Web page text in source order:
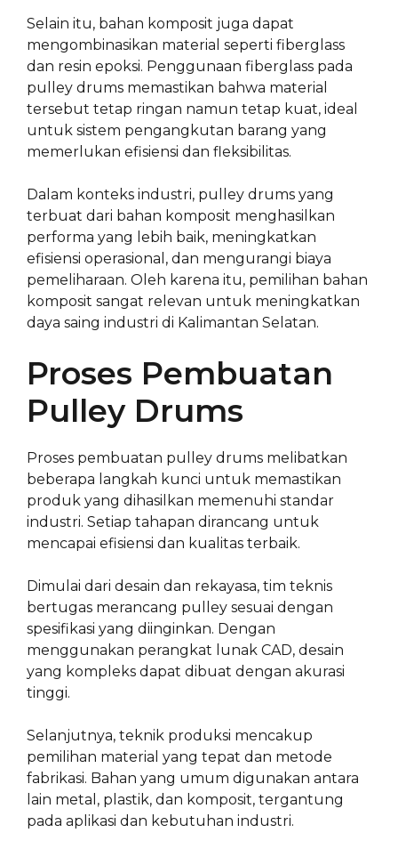
Selain itu, bahan komposit juga dapat
mengombinasikan material seperti fiberglass
dan resin epoksi. Penggunaan fiberglass pada
pulley drums memastikan bahwa material
tersebut tetap ringan namun tetap kuat, ideal
untuk sistem pengangkutan barang yang
memerlukan efisiensi dan fleksibilitas.
Dalam konteks industri, pulley drums yang
terbuat dari bahan komposit menghasilkan
performa yang lebih baik, meningkatkan
efisiensi operasional, dan mengurangi biaya
pemeliharaan. Oleh karena itu, pemilihan bahan
komposit sangat relevan untuk meningkatkan
daya saing industri di Kalimantan Selatan.
Proses Pembuatan
Pulley Drums
Proses pembuatan pulley drums melibatkan
beberapa langkah kunci untuk memastikan
produk yang dihasilkan memenuhi standar
industri. Setiap tahapan dirancang untuk
mencapai efisiensi dan kualitas terbaik.
Dimulai dari desain dan rekayasa, tim teknis
bertugas merancang pulley sesuai dengan
spesifikasi yang diinginkan. Dengan
menggunakan perangkat lunak CAD, desain
yang kompleks dapat dibuat dengan akurasi
tinggi.
Selanjutnya, teknik produksi mencakup
pemilihan material yang tepat dan metode
fabrikasi. Bahan yang umum digunakan antara
lain metal, plastik, dan komposit, tergantung
pada aplikasi dan kebutuhan industri.